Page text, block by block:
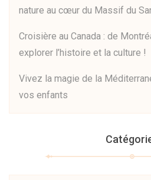
nature au cœur du Massif du
Croisière au Canada : de
explorer l’histoire et la culture !
Vivez la magie de la
vos enfants